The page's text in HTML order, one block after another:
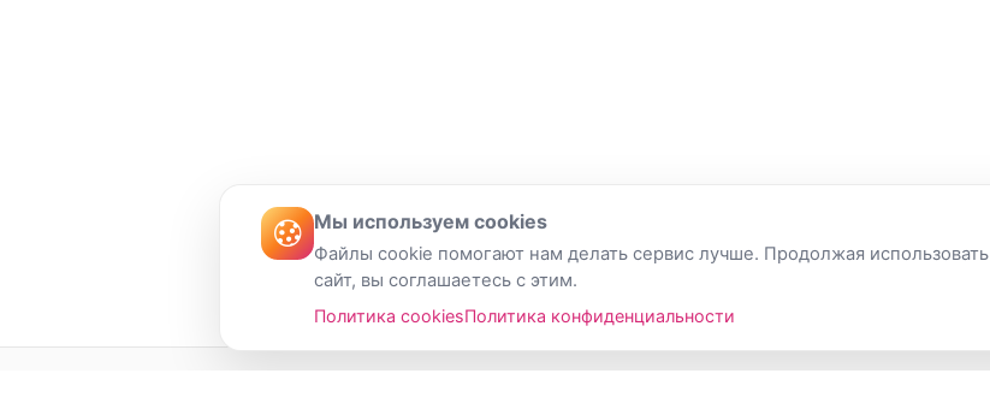
Мы используем cookies
Файлы cookie помогают нам делать сервис лучше. Продолжая использовать
сайт, вы соглашаетесь с этим.
Политика cookiesПолитика конфиденциальности